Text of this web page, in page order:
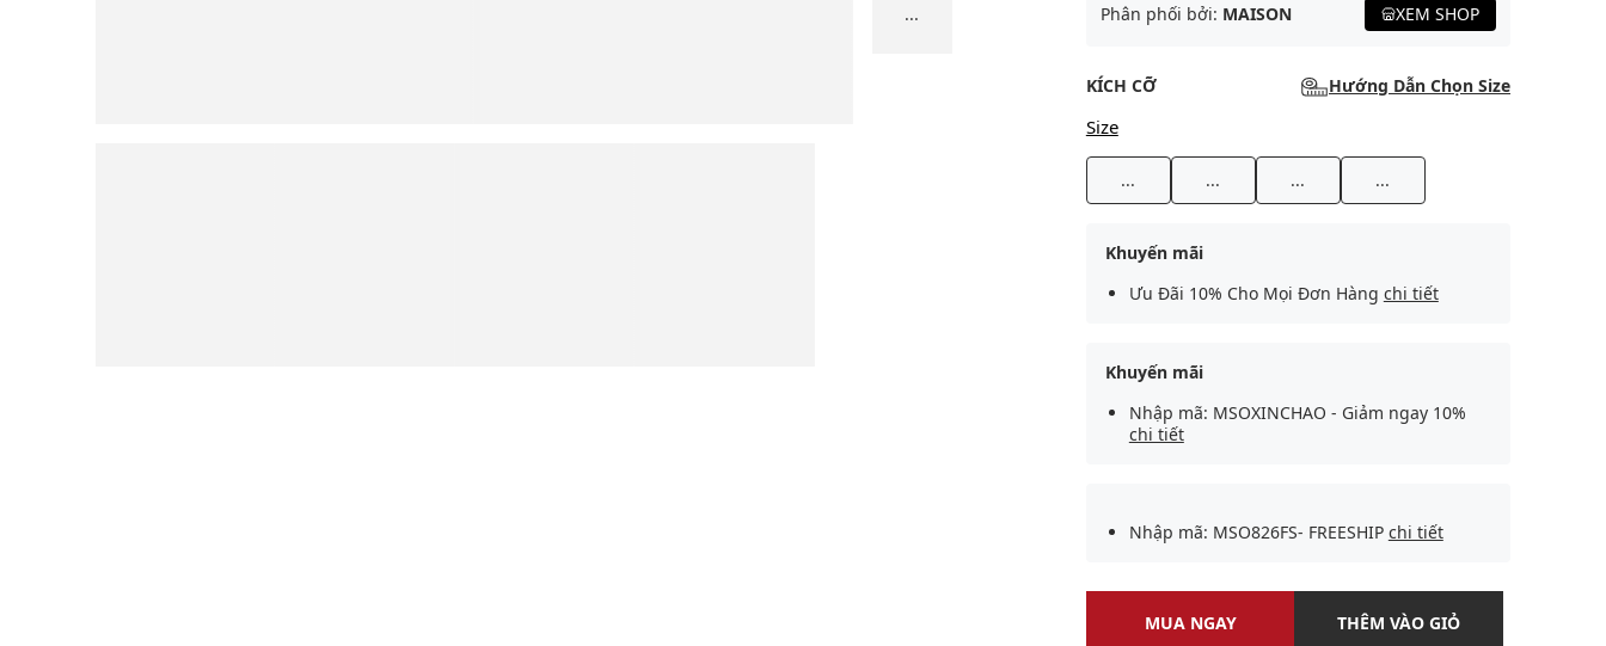
... Phân phối bởi: MAISON XEM SHOP
KÍCH CỠ Hướng Dẫn Chọn Size
Size
... ... ... ...
Khuyến mãi
Ưu Đãi 10% Cho Mọi Đơn Hàng chi tiết
Khuyến mãi
Nhập mã: MSOXINCHAO - Giảm ngay 10%
chi tiết
Nhập mã: MSO826FS- FREESHIP chi tiết
MUA NGAY THÊM VÀO GIỎ